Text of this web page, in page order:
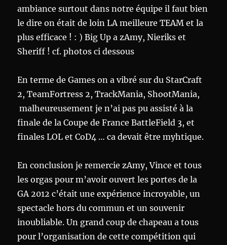
ambiance surtout dans notre équipe il faut bien
le dire on était de loin LA meilleure TEAM et la
plus efficace ! : ) Big Up a zAmy, Nieriks et
Sheriff ! cf. photos ci dessous
En terme de Games on a vibré sur du StarCraft
2, TeamFortress 2, TrackMania, ShootMania,
malheureusement je n’ai pas pu assisté à la
finale de la Coupe de France BattleField 3, et
finales LOL et CoD4 … ca devait être myhtique.
En conclusion je remercie zAmy, Vince et tous
les orgas pour m’avoir ouvert les portes de la
GA 2012 c’était une expérience incroyable, un
spectacle hors du commun et un souvenir
inoubliable. Un grand coup de chapeau a tous
pour l’organisation de cette compétition qui